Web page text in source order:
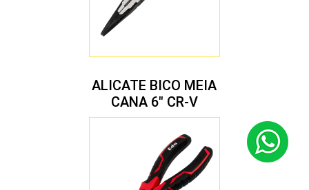
ALICATE BICO MEIA
CANA 6″ CR-V